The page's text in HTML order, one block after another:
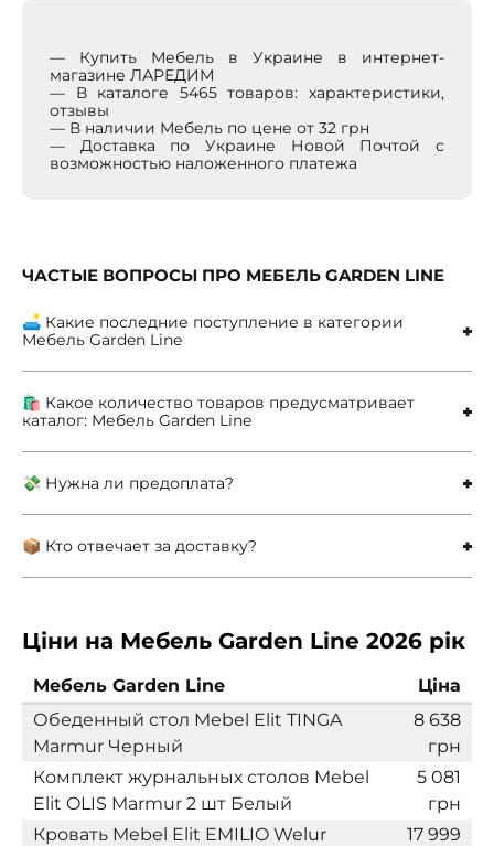
— Купить Мебель в Украине в интернет-
магазине ЛАРЕДИМ
— В каталоге 5465 товаров: характеристики,
отзывы
— В наличии Мебель по цене от 32 грн
— Доставка по Украине Новой Почтой с
возможностью наложенного платежа
ЧАСТЫЕ ВОПРОСЫ ПРО МЕБЕЛЬ GARDEN LINE
🛋 Какие последние поступление в категории
Мебель Garden Line
🛍 Какое количество товаров предусматривает
каталог: Мебель Garden Line
💸 Нужна ли предоплата?
📦 Кто отвечает за доставку?
Ціни на Мебель Garden Line 2026 рік
Мебель Garden Line
Ціна
Обеденный стол Mebel Elit TINGA
Marmur Черный
8 638
грн
Комплект журнальных столов Mebel
Elit OLIS Marmur 2 шт Белый
5 081
грн
Кровать Mebel Elit EMILIO Welur
17 999